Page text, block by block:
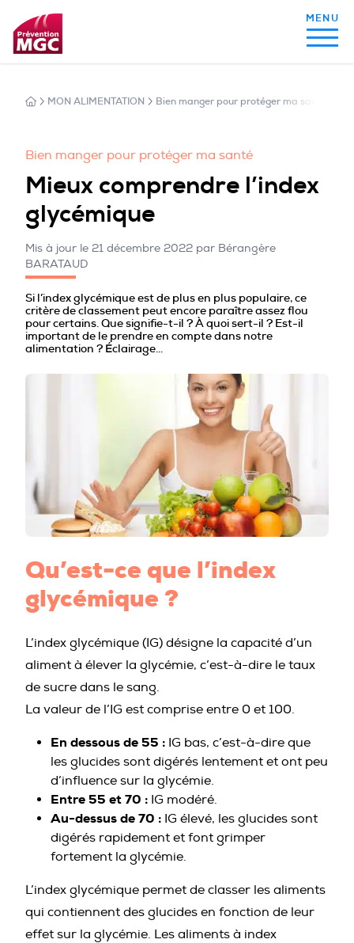
MON ALIMENTATION
MA SANTÉ AU QUOTIDIEN
MON ALIMENTATION Bien manger pour protéger ma santé
Bien manger pour protéger ma santé
Mieux comprendre l’index
glycémique
Mis à jour le 21 décembre 2022 par Bérangère
BARATAUD
Si l’index glycémique est de plus en plus populaire, ce
critère de classement peut encore paraître assez flou
pour certains. Que signifie-t-il ? À quoi sert-il ? Est-il
important de le prendre en compte dans notre
alimentation ? Éclairage…
Qu’est-ce que l’index
glycémique ?
L’index glycémique (IG) désigne la capacité d’un
aliment à élever la glycémie, c’est-à-dire le taux
de sucre dans le sang.
La valeur de l’IG est comprise entre 0 et 100.
En dessous de 55 : IG bas, c’est-à-dire que
les glucides sont digérés lentement et ont peu
d’influence sur la glycémie.
Entre 55 et 70 : IG modéré.
Au-dessus de 70 : IG élevé, les glucides sont
digérés rapidement et font grimper
fortement la glycémie.
L’index glycémique permet de classer les aliments
qui contiennent des glucides en fonction de leur
effet sur la glycémie. Les aliments à index